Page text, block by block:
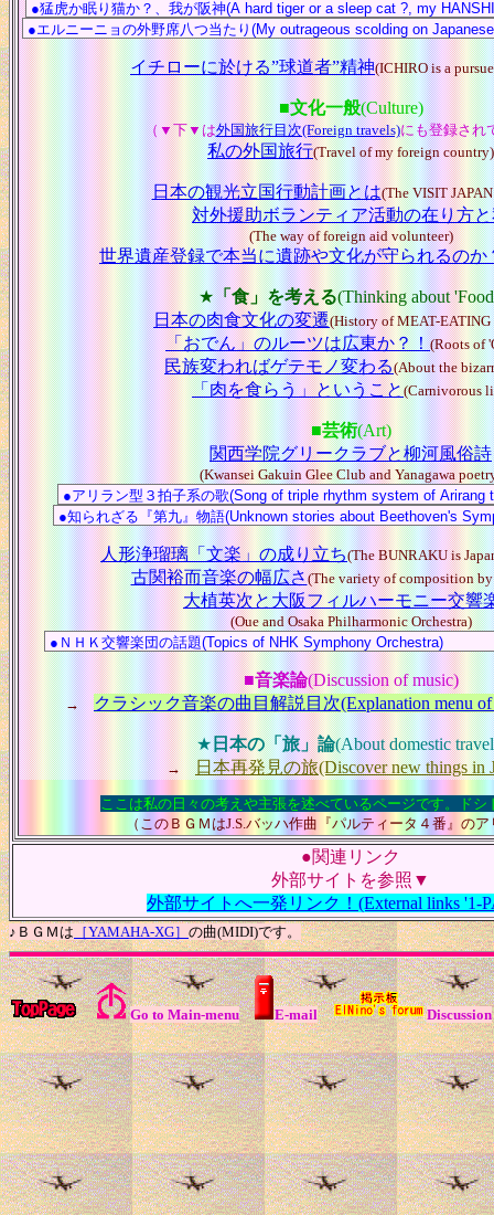
イチローに於ける”球道者”精神(ICHIRO is a
■文化一般(Culture)
（▼下▼は外国旅行目次(Foreign travels)にも登録され
私の外国旅行(Travel of my foreign country)
日本の観光立国行動計画とは(The VISIT
対外援助ボランティア活動の在り方
(The way of foreign aid volunteer)
世界遺産登録で本当に遺跡や文化が守られるのか
★「食」を考える(Thinking about
日本の肉食文化の変遷(History of MEAT-EATING
「おでん」のルーツは広東か？！(Roots of
民族変わればゲテモノ変わる(About the
「肉を食らう」ということ(Carnivorous
■芸術(Art)
関西学院グリークラブと柳河風俗詩
(Kwansei Gakuin Glee Club and Yanagawa
人形浄瑠璃「文楽」の成り立ち(The BUNRAKU is
古関裕而音楽の幅広さ(The variety of composition
大植英次と大阪フィルハーモニー交響
(Oue and Osaka Philharmonic Orchestra)
■音楽論(Discussion of music)
→クラシック音楽の曲目解説目次(Explanation menu
★日本の「旅」論(About domestic
→日本再発見の旅(Discover new things in
ここは私の日々の考えや主張を述べているページです。ドシ
（このＢＧＭはJ.S.バッハ作曲『パルティータ４番』の
●関連リンク
外部サイトを参照▼
外部サイトへ一発リンク！(External links '1-
♪ＢＧＭは ［YAMAHA-XG］ の曲(MIDI)です。
Go to Main-menu E-mail Discussion